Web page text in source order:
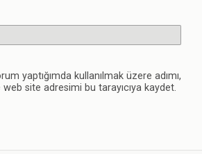
yaptığımda kullanılmak üzere adımı,
site adresimi bu tarayıcıya kaydet.